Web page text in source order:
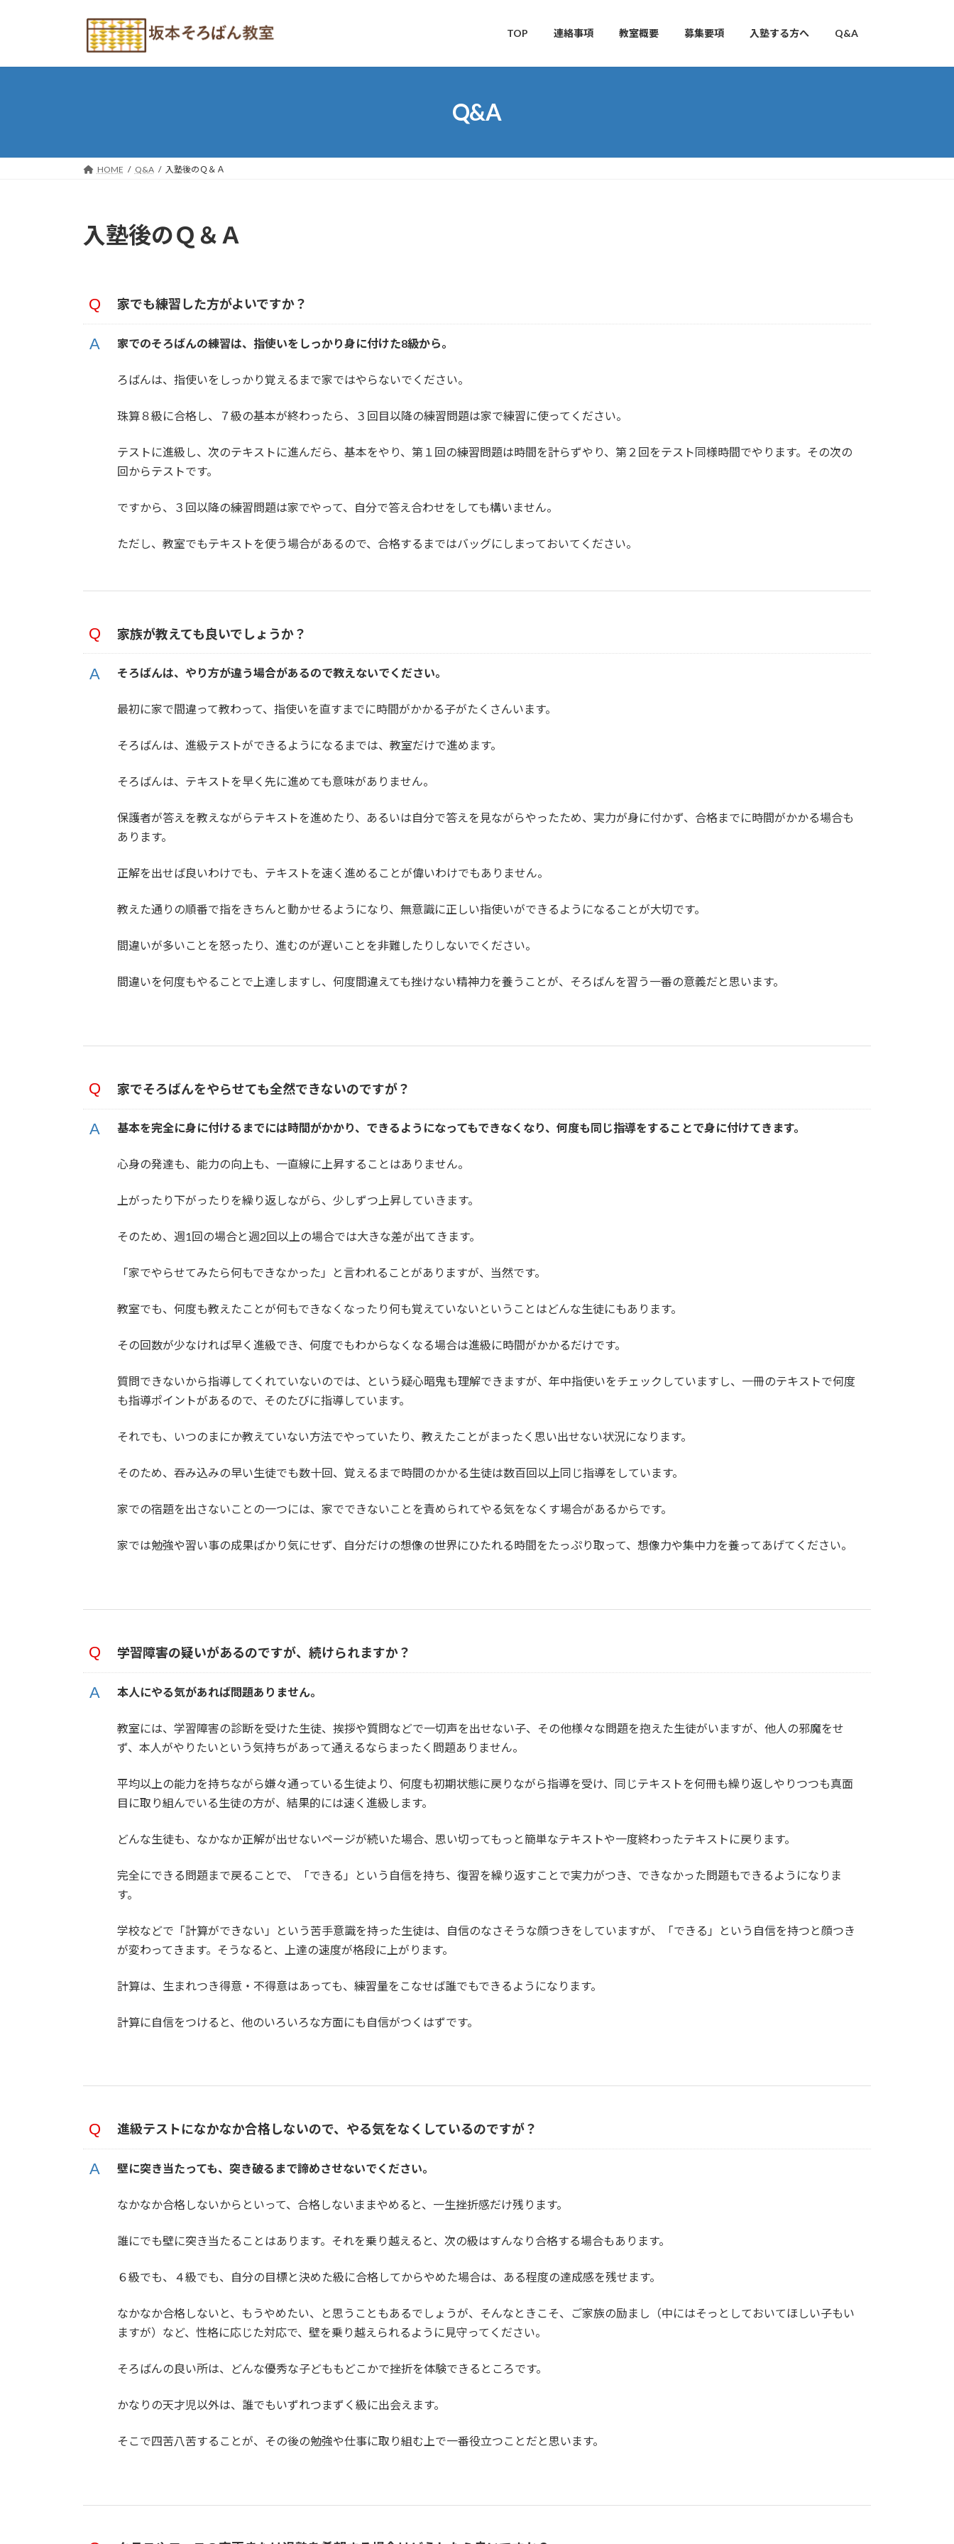
プ
動
TOP 連絡事項 教室概要 募集要項 入塾する方へ Q&A
Q&A
HOME Q&A 入塾後のＱ＆Ａ
入塾後のＱ＆Ａ
家でも練習した方がよいですか？
家でのそろばんの練習は、指使いをしっかり身に付けた8級から。
ろばんは、指使いをしっかり覚えるまで家ではやらないでください。
珠算８級に合格し、７級の基本が終わったら、３回目以降の練習問題は家で練習に使ってください。
テストに進級し、次のテキストに進んだら、基本をやり、第１回の練習問題は時間を計らずやり、第２回をテスト同様時間でやります。その次の
回からテストです。
ですから、３回以降の練習問題は家でやって、自分で答え合わせをしても構いません。
ただし、教室でもテキストを使う場合があるので、合格するまではバッグにしまっておいてください。
家族が教えても良いでしょうか？
そろばんは、やり方が違う場合があるので教えないでください。
最初に家で間違って教わって、指使いを直すまでに時間がかかる子がたくさんいます。
そろばんは、進級テストができるようになるまでは、教室だけで進めます。
そろばんは、テキストを早く先に進めても意味がありません。
保護者が答えを教えながらテキストを進めたり、あるいは自分で答えを見ながらやったため、実力が身に付かず、合格までに時間がかかる場合も
あります。
正解を出せば良いわけでも、テキストを速く進めることが偉いわけでもありません。
教えた通りの順番で指をきちんと動かせるようになり、無意識に正しい指使いができるようになることが大切です。
間違いが多いことを怒ったり、進むのが遅いことを非難したりしないでください。
間違いを何度もやることで上達しますし、何度間違えても挫けない精神力を養うことが、そろばんを習う一番の意義だと思います。
家でそろばんをやらせても全然できないのですが？
基本を完全に身に付けるまでには時間がかかり、できるようになってもできなくなり、何度も同じ指導をすることで身に付けてきます。
心身の発達も、能力の向上も、一直線に上昇することはありません。
上がったり下がったりを繰り返しながら、少しずつ上昇していきます。
そのため、週1回の場合と週2回以上の場合では大きな差が出てきます。
「家でやらせてみたら何もできなかった」と言われることがありますが、当然です。
教室でも、何度も教えたことが何もできなくなったり何も覚えていないということはどんな生徒にもあります。
その回数が少なければ早く進級でき、何度でもわからなくなる場合は進級に時間がかかるだけです。
質問できないから指導してくれていないのでは、という疑心暗鬼も理解できますが、年中指使いをチェックしていますし、一冊のテキストで何度
も指導ポイントがあるので、そのたびに指導しています。
それでも、いつのまにか教えていない方法でやっていたり、教えたことがまったく思い出せない状況になります。
そのため、吞み込みの早い生徒でも数十回、覚えるまで時間のかかる生徒は数百回以上同じ指導をしています。
家での宿題を出さないことの一つには、家でできないことを責められてやる気をなくす場合があるからです。
家では勉強や習い事の成果ばかり気にせず、自分だけの想像の世界にひたれる時間をたっぷり取って、想像力や集中力を養ってあげてください。
学習障害の疑いがあるのですが、続けられますか？
本人にやる気があれば問題ありません。
教室には、学習障害の診断を受けた生徒、挨拶や質問などで一切声を出せない子、その他様々な問題を抱えた生徒がいますが、他人の邪魔をせ
ず、本人がやりたいという気持ちがあって通えるならまったく問題ありません。
平均以上の能力を持ちながら嫌々通っている生徒より、何度も初期状態に戻りながら指導を受け、同じテキストを何冊も繰り返しやりつつも真面
目に取り組んでいる生徒の方が、結果的には速く進級します。
どんな生徒も、なかなか正解が出せないページが続いた場合、思い切ってもっと簡単なテキストや一度終わったテキストに戻ります。
完全にできる問題まで戻ることで、「できる」という自信を持ち、復習を繰り返すことで実力がつき、できなかった問題もできるようになりま
す。
学校などで「計算ができない」という苦手意識を持った生徒は、自信のなさそうな顔つきをしていますが、「できる」という自信を持つと顔つき
が変わってきます。そうなると、上達の速度が格段に上がります。
計算は、生まれつき得意・不得意はあっても、練習量をこなせば誰でもできるようになります。
計算に自信をつけると、他のいろいろな方面にも自信がつくはずです。
進級テストになかなか合格しないので、やる気をなくしているのですが？
壁に突き当たっても、突き破るまで諦めさせないでください。
なかなか合格しないからといって、合格しないままやめると、一生挫折感だけ残ります。
誰にでも壁に突き当たることはあります。それを乗り越えると、次の級はすんなり合格する場合もあります。
６級でも、４級でも、自分の目標と決めた級に合格してからやめた場合は、ある程度の達成感を残せます。
なかなか合格しないと、もうやめたい、と思うこともあるでしょうが、そんなときこそ、ご家族の励まし（中にはそっとしておいてほしい子もい
ますが）など、性格に応じた対応で、壁を乗り越えられるように見守ってください。
そろばんの良い所は、どんな優秀な子どももどこかで挫折を体験できるところです。
かなりの天才児以外は、誰でもいずれつまずく級に出会えます。
そこで四苦八苦することが、その後の勉強や仕事に取り組む上で一番役立つことだと思います。